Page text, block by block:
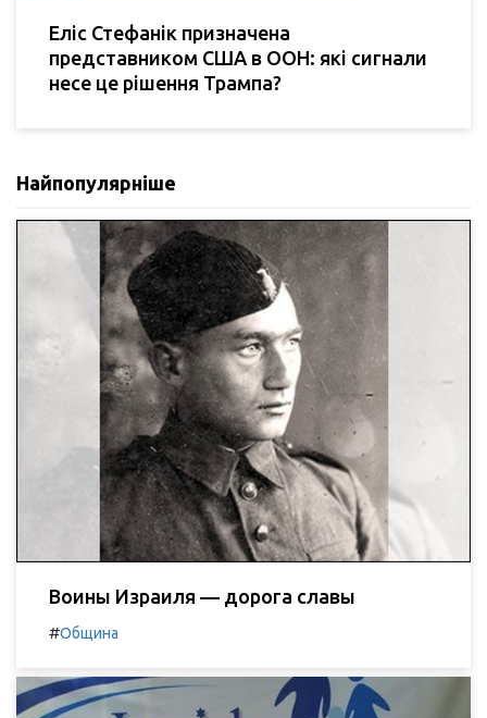
Еліс Стефанік призначена
представником США в ООН: які сигнали
несе це рішення Трампа?
Найпопулярніше
Воины Израиля — дорога славы
#Община